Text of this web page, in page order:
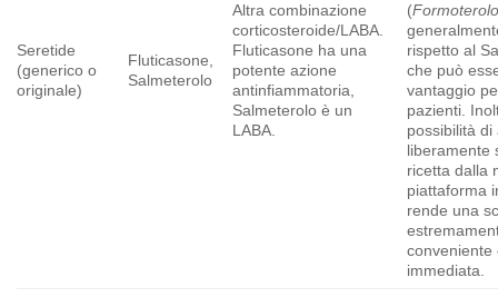
Seretide
(generico o
originale)
Fluticasone,
Salmeterolo
Altra combinazione
corticosteroide/LABA.
Fluticasone ha una
potente azione
antinfiammatoria,
Salmeterolo è un
LABA.
(
rispetto al
che può
vantaggio
pazienti.
possibilità di
liberamente
ricetta dalla
piattaforma
rende una
conveniente
immediata.